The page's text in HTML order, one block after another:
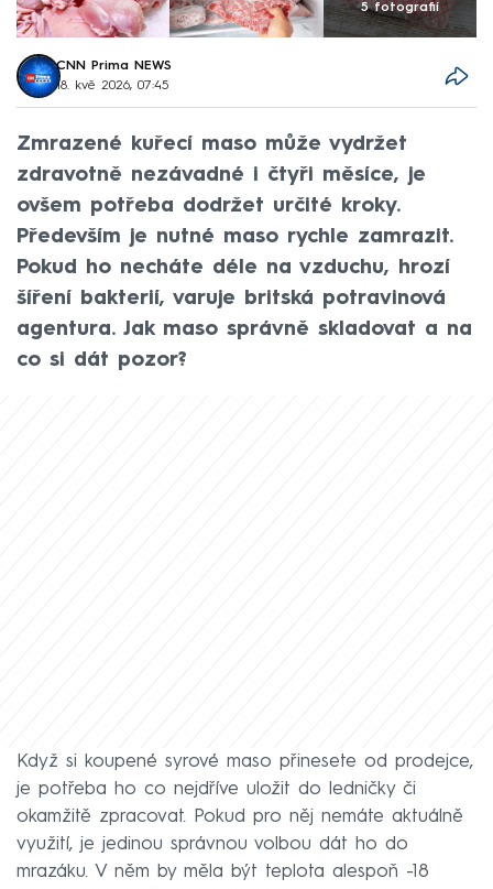
5 fotografií
CNN Prima NEWS
18. kvě 2026, 07:45
Zmrazené kuřecí maso může vydržet
zdravotně nezávadné i čtyři měsíce, je
ovšem potřeba dodržet určité kroky.
Především je nutné maso rychle zamrazit.
Pokud ho necháte déle na vzduchu, hrozí
šíření bakterií, varuje britská potravinová
agentura. Jak maso správně skladovat a na
co si dát pozor?
Když si koupené syrové maso přinesete od prodejce,
je potřeba ho co nejdříve uložit do ledničky či
okamžitě zpracovat. Pokud pro něj nemáte aktuálně
využití, je jedinou správnou volbou dát ho do
mrazáku. V něm by měla být teplota alespoň -18